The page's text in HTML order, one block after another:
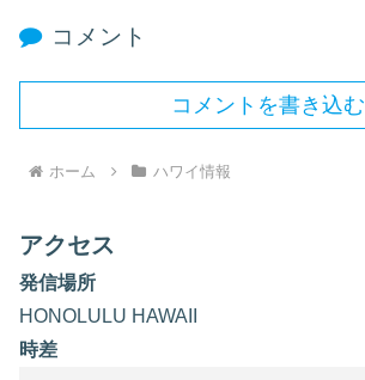
コメント
コメントを書き込む
ホーム ハワイ情報
アクセス
発信場所
HONOLULU HAWAII
時差